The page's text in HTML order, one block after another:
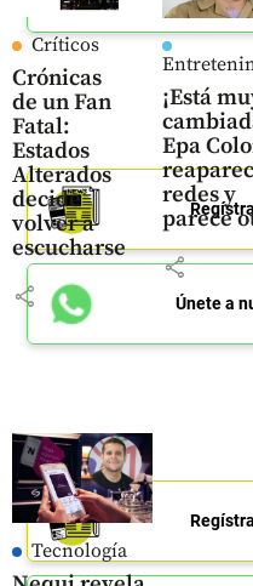
Críticos
Crónicas
de un Fan
Fatal:
Estados
Alterados
decide
volver a
escucharse
share
¡Está
Epa
redes y
parece
share
Tecnología
Únete a